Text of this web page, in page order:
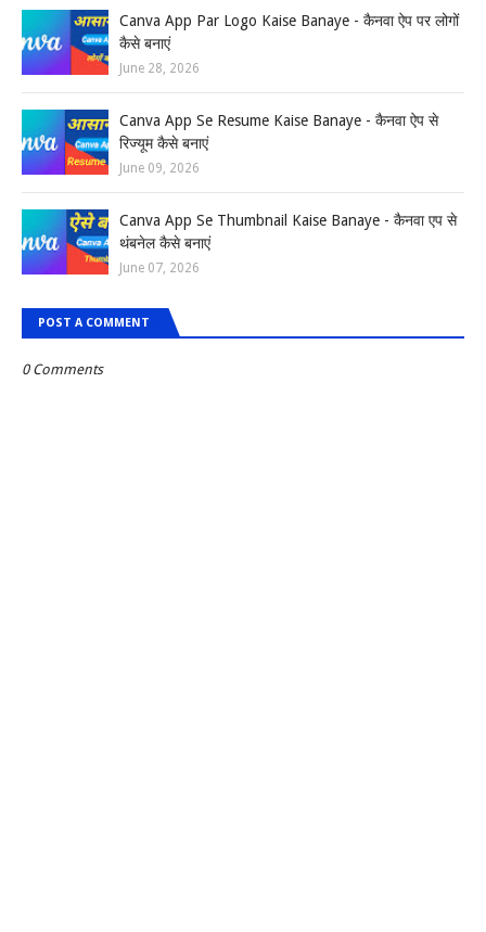
Canva App Par Logo Kaise Banaye - कैनवा ऐप पर लोगों
कैसे बनाएं
June 28, 2026
Canva App Se Resume Kaise Banaye - कैनवा ऐप से
रिज्यूम कैसे बनाएं
June 09, 2026
Canva App Se Thumbnail Kaise Banaye - कैनवा एप से
थंबनेल कैसे बनाएं
June 07, 2026
POST A COMMENT
0 Comments